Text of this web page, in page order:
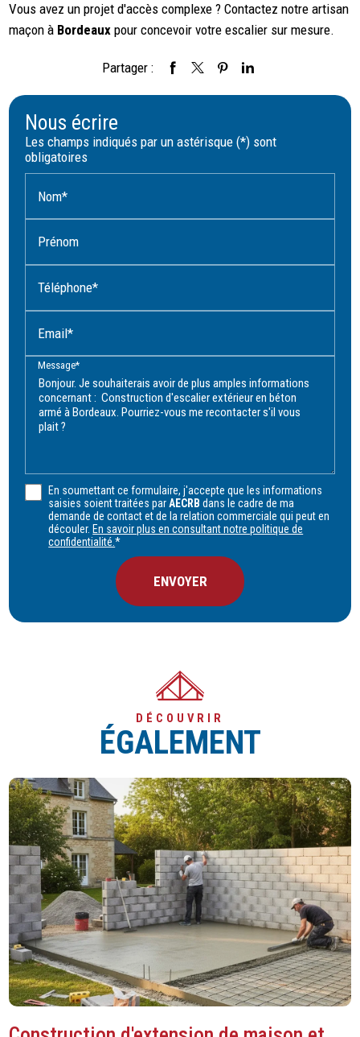
Vous avez un projet d'accès complexe ? Contactez notre artisan
maçon à Bordeaux pour concevoir votre escalier sur mesure.
Partager :
Nous écrire
Les champs indiqués par un astérisque (*) sont
obligatoires
Nom*
Prénom
Téléphone*
Email*
Message*
En soumettant ce formulaire, j'accepte que les informations
saisies soient traitées parAECRB dans le cadre de ma
demande de contact et de la relation commerciale qui peut en
découler. En savoir plus en consultant notre politique de
confidentialité.*
DÉCOUVRIR
ÉGALEMENT